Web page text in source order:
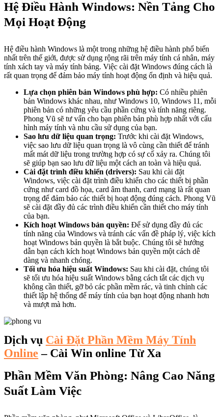
Hệ Điều Hành Windows: Nền Tảng Cho
Mọi Hoạt Động
Hệ điều hành Windows là một trong những hệ điều hành phổ biến
nhất trên thế giới, được sử dụng rộng rãi trên máy tính cá nhân, máy
tính xách tay và máy tính bảng. Việc cài đặt Windows đúng cách là
rất quan trọng để đảm bảo máy tính hoạt động ổn định và hiệu quả.
Lựa chọn phiên bản Windows phù hợp: Có nhiều phiên
bản Windows khác nhau, như Windows 10, Windows 11, mỗi
phiên bản có những yêu cầu phần cứng và tính năng riêng.
Phong Vũ sẽ tư vấn cho bạn phiên bản phù hợp nhất với cấu
hình máy tính và nhu cầu sử dụng của bạn.
Sao lưu dữ liệu quan trọng: Trước khi cài đặt Windows,
việc sao lưu dữ liệu quan trọng là vô cùng cần thiết để tránh
mất mát dữ liệu trong trường hợp có sự cố xảy ra. Chúng tôi
sẽ giúp bạn sao lưu dữ liệu một cách an toàn và hiệu quả.
Cài đặt trình điều khiển (drivers): Sau khi cài đặt
Windows, việc cài đặt trình điều khiển cho các thiết bị phần
cứng như card đồ họa, card âm thanh, card mạng là rất quan
trọng để đảm bảo các thiết bị hoạt động đúng cách. Phong Vũ
sẽ cài đặt đầy đủ các trình điều khiển cần thiết cho máy tính
của bạn.
Kích hoạt Windows bản quyền: Để sử dụng đầy đủ các
tính năng của Windows và tránh các vấn đề pháp lý, việc kích
hoạt Windows bản quyền là bắt buộc. Chúng tôi sẽ hướng
dẫn bạn cách kích hoạt Windows bản quyền một cách dễ
dàng và nhanh chóng.
Tối ưu hóa hiệu suất Windows: Sau khi cài đặt, chúng tôi
sẽ tối ưu hóa hiệu suất Windows bằng cách tắt các dịch vụ
không cần thiết, gỡ bỏ các phần mềm rác, và tinh chỉnh các
thiết lập hệ thống để máy tính của bạn hoạt động nhanh hơn
và mượt mà hơn.
Dịch vụ Cài Đặt Phần Mềm Máy Tính
Online – Cài Win online Từ Xa
Phần Mềm Văn Phòng: Nâng Cao Năng
Suất Làm Việc